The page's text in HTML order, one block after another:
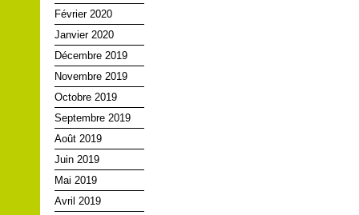
Février 2020
Janvier 2020
Décembre 2019
Novembre 2019
Octobre 2019
Septembre 2019
Août 2019
Juin 2019
Mai 2019
Avril 2019